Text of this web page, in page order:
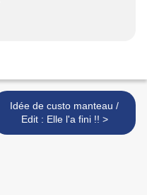
Idée de custo manteau /
Edit : Elle l'a fini !! >